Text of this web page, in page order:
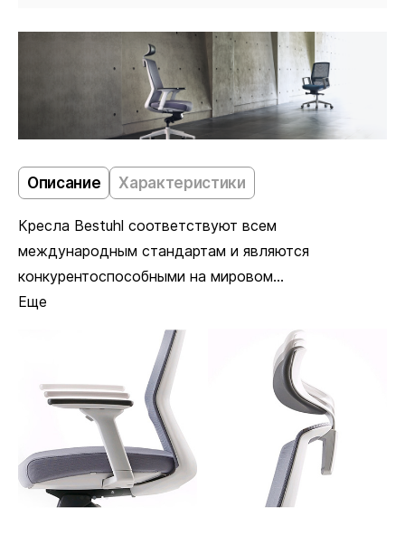
Описание Характеристики
Кресла Bestuhl соответствуют всем
международным стандартам и являются
конкурентоспособными на мировом...
Еще